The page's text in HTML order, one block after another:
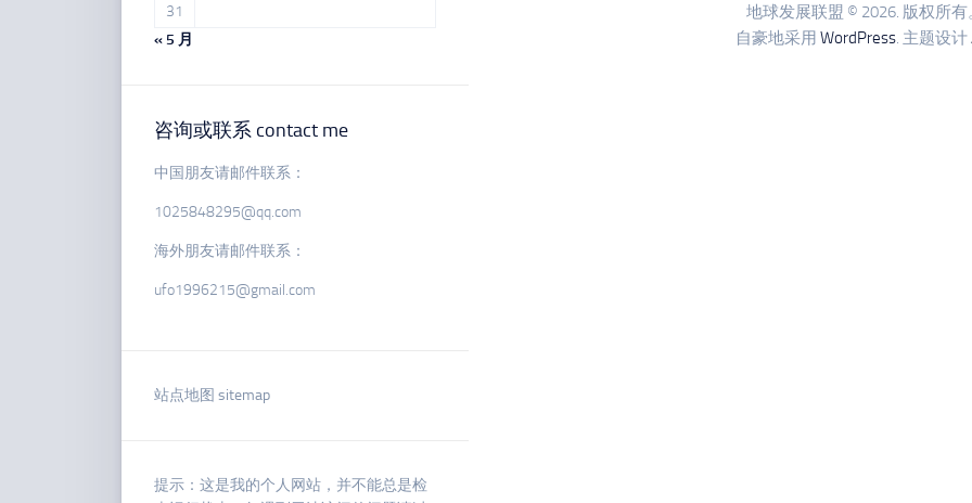
31
« 5 月
咨询或联系 contact me
中国朋友请邮件联系：
1025848295@qq.com
海外朋友请邮件联系：
ufo1996215@gmail.com
站点地图 sitemap
提示：这是我的个人网站，并不能总是检
地球发展联盟 © 2026. 版权所有
自豪地采用 WordPress. 主题设计